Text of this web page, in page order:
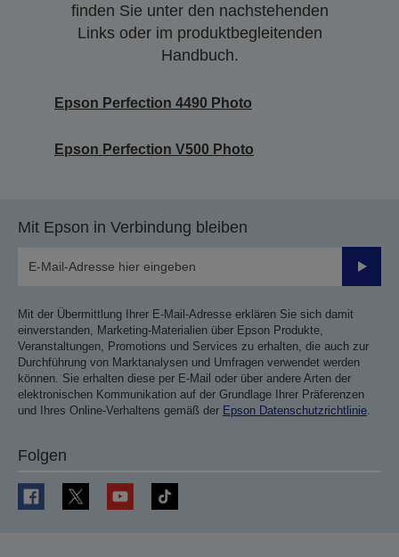
finden Sie unter den nachstehenden
Links oder im produktbegleitenden
Handbuch.
Epson Perfection 4490 Photo
Epson Perfection V500 Photo
Mit Epson in Verbindung bleiben
Mit der Übermittlung Ihrer E-Mail-Adresse erklären Sie sich damit
einverstanden, Marketing-Materialien über Epson Produkte,
Veranstaltungen, Promotions und Services zu erhalten, die auch zur
Durchführung von Marktanalysen und Umfragen verwendet werden
können. Sie erhalten diese per E-Mail oder über andere Arten der
elektronischen Kommunikation auf der Grundlage Ihrer Präferenzen
und Ihres Online-Verhaltens gemäß der Epson Datenschutzrichtlinie.
Folgen